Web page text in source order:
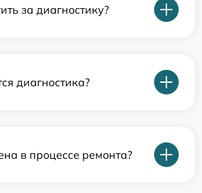
за диагностику?
диагностика?
в процессе ремонта?